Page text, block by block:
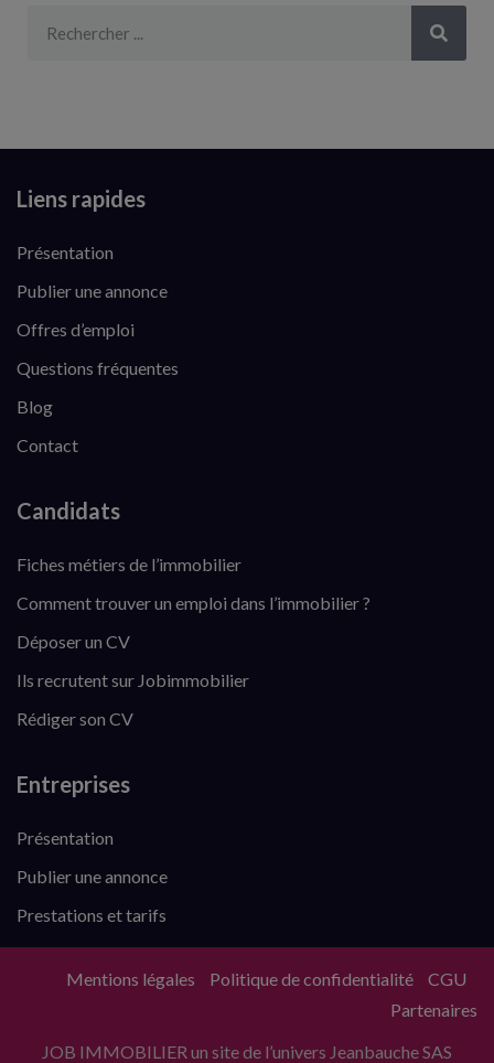
Liens rapides
Présentation
Publier une annonce
Offres d’emploi
Questions fréquentes
Blog
Contact
Candidats
Fiches métiers de l’immobilier
Comment trouver un emploi dans l’immobilier ?
Déposer un CV
Ils recrutent sur Jobimmobilier
Rédiger son CV
Entreprises
Présentation
Publier une annonce
Prestations et tarifs
JOB IMMOBILIER un site de l’univers Jeanbauche SAS
Mentions légales Politique de confidentialité
CGU
Partenaires